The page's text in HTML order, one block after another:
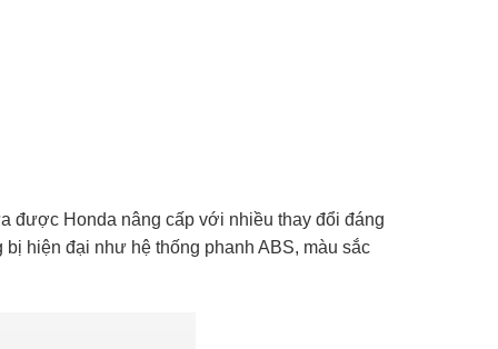
được Honda nâng cấp với nhiều thay đổi đáng
hiện đại như hệ thống phanh ABS, màu sắc